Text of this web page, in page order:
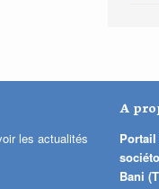
les actualités
A
Bani